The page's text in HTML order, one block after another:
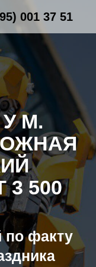
001 37 51
М.
500
по факту